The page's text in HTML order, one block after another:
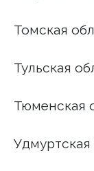
Томская
Тульская
Тюменская
Удмуртская